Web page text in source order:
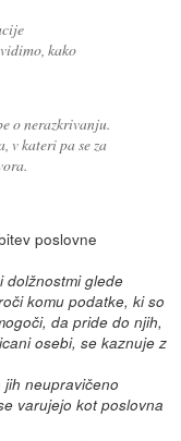
kako
o nerazkrivanju.
v kateri pa se za
poslovne
dolžnostmi glede
komu podatke, ki so
da pride do njih,
osebi, se kaznuje z
neupravičeno
varujejo kot poslovna